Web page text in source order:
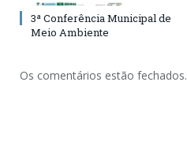
3ª Conferência Municipal de
Meio Ambiente
Os comentários estão fechados.